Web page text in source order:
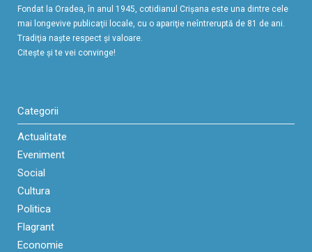
Fondat la Oradea, în anul 1945, cotidianul Crişana este una dintre cele
mai longevive publicaţii locale, cu o apariţie neîntreruptă de 81 de ani.
Tradiţia naşte respect şi valoare.
Citeşte şi te vei convinge!
Categorii
Actualitate
Eveniment
Social
Cultura
Politica
Flagrant
Economie